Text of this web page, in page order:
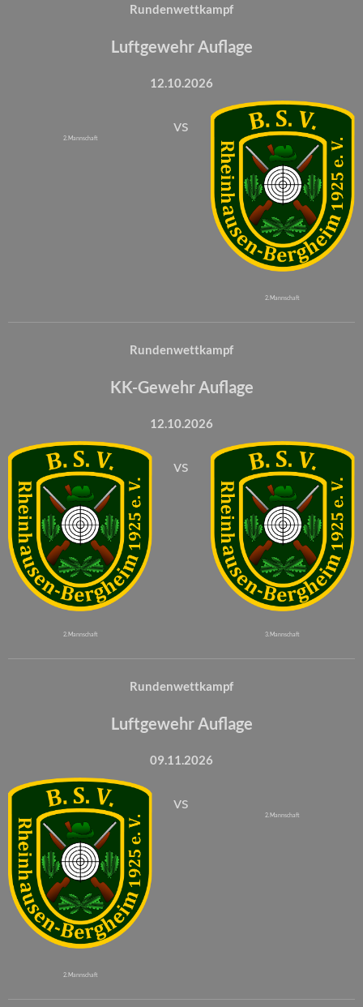
Rundenwettkampf
Luftgewehr Auflage
12.10.2026
2. Mannschaft
vs
2. Mannschaft
Rundenwettkampf
KK-Gewehr Auflage
12.10.2026
2. Mannschaft
vs
3. Mannschaft
Rundenwettkampf
Luftgewehr Auflage
09.11.2026
2. Mannschaft
vs
2. Mannschaft